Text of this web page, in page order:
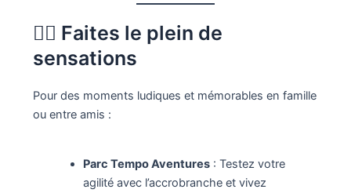
🧗‍♂️ Faites le plein de
sensations
Pour des moments ludiques et mémorables en famille
ou entre amis :​
Parc Tempo Aventures: Testez votre
agilité avec l’accrobranche et vivez